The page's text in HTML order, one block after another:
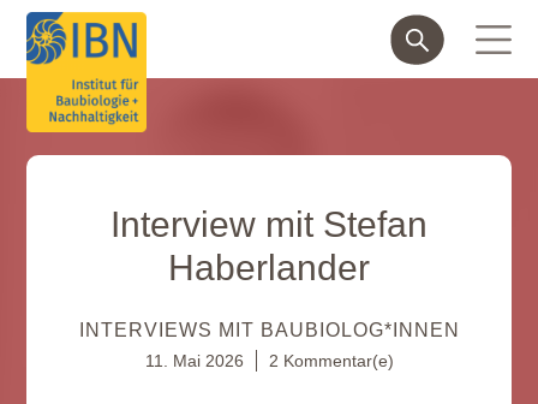
Interview mit Stefan
Haberlander
INTERVIEWS MIT BAUBIOLOG*INNEN
11. Mai 2026 2 Kommentar(e)